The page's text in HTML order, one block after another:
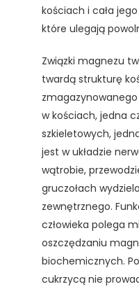
kościach i cała
które ulegają
Związki magnezu
twardą strukturę
w kościach, jedna
szkieletowych,
jest w układzie
wątrobie,
gruczołach
zewnętrznego.
człowieka polega
oszczędzaniu
biochemicznych.
cukrzycą nie